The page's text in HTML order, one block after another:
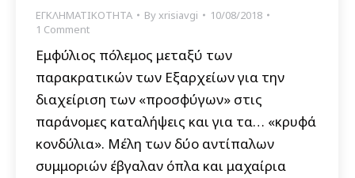
ΕΓΚΛΗΜΑΤΙΚΟΤΗΤΑ Byxrisiavgi
10/08/2018
1 Comment
Εμφύλιος πόλεμος μεταξύ των
παρακρατικών των Εξαρχείων για την
διαχείριση των «προσφύγων» στις
παράνομες καταλήψεις και για τα… «κρυφά
κονδύλια». Μέλη των δύο αντίπαλων
συμμοριών έβγαλαν όπλα και μαχαίρια